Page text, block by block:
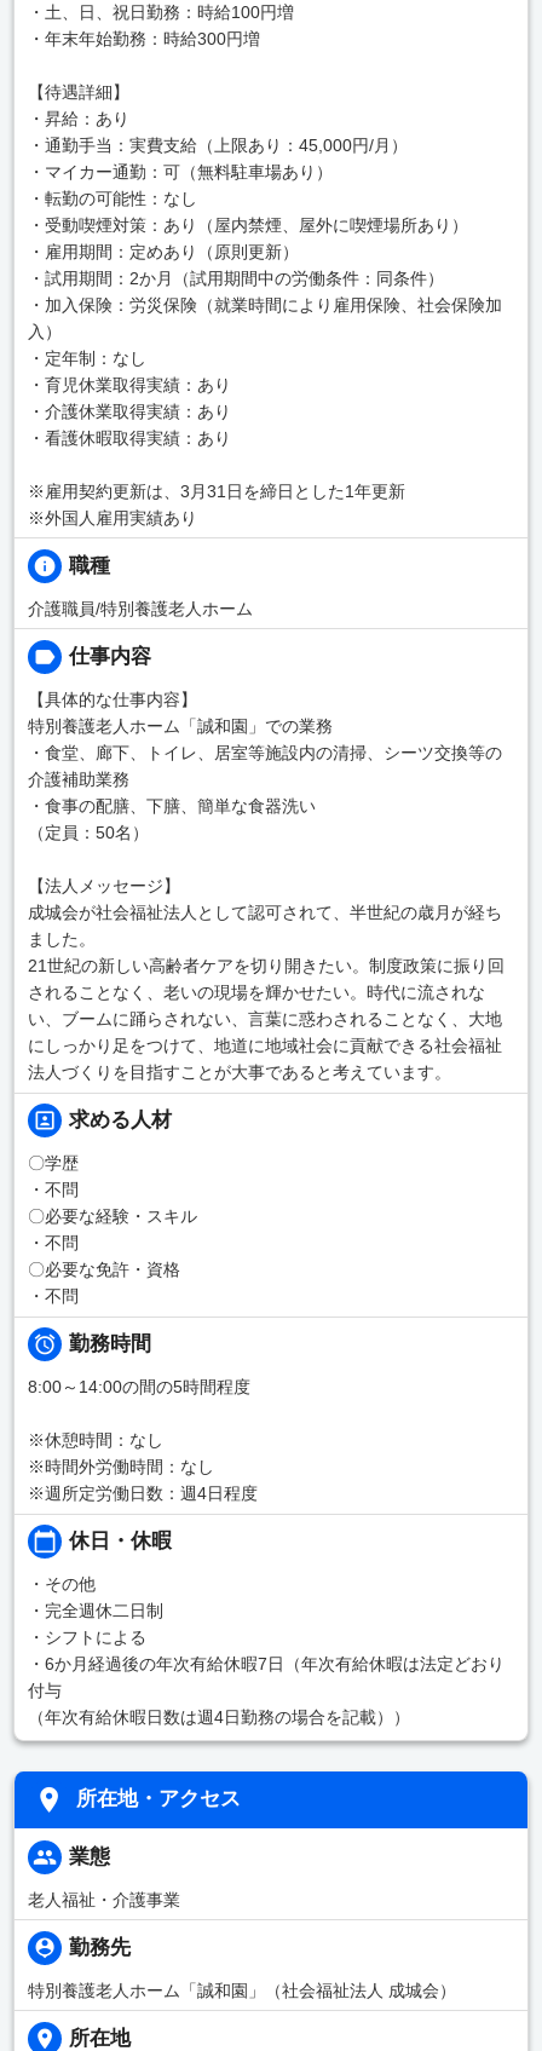
・土、日、祝日勤務：時給100円増
・年末年始勤務：時給300円増
【待遇詳細】
・昇給：あり
・通勤手当：実費支給（上限あり：45,000円/月）
・マイカー通勤：可（無料駐車場あり）
・転勤の可能性：なし
・受動喫煙対策：あり（屋内禁煙、屋外に喫煙場所あり）
・雇用期間：定めあり（原則更新）
・試用期間：2か月（試用期間中の労働条件：同条件）
・加入保険：労災保険（就業時間により雇用保険、社会保険加
入）
・定年制：なし
・育児休業取得実績：あり
・介護休業取得実績：あり
・看護休暇取得実績：あり
※雇用契約更新は、3月31日を締日とした1年更新
※外国人雇用実績あり
職種
介護職員/特別養護老人ホーム
仕事内容
【具体的な仕事内容】
特別養護老人ホーム「誠和園」での業務
・食堂、廊下、トイレ、居室等施設内の清掃、シーツ交換等の
介護補助業務
・食事の配膳、下膳、簡単な食器洗い
（定員：50名）
【法人メッセージ】
成城会が社会福祉法人として認可されて、半世紀の歳月が経ち
ました。
21世紀の新しい高齢者ケアを切り開きたい。制度政策に振り回
されることなく、老いの現場を輝かせたい。時代に流されな
い、ブームに踊らされない、言葉に惑わされることなく、大地
にしっかり足をつけて、地道に地域社会に貢献できる社会福祉
法人づくりを目指すことが大事であると考えています。
求める人材
〇学歴
・不問
〇必要な経験・スキル
・不問
〇必要な免許・資格
・不問
勤務時間
8:00～14:00の間の5時間程度
※休憩時間：なし
※時間外労働時間：なし
※週所定労働日数：週4日程度
休日・休暇
・その他
・完全週休二日制
・シフトによる
・6か月経過後の年次有給休暇7日（年次有給休暇は法定どおり
付与
（年次有給休暇日数は週4日勤務の場合を記載））
所在地・アクセス
業態
老人福祉・介護事業
勤務先
特別養護老人ホーム「誠和園」（社会福祉法人 成城会）
所在地